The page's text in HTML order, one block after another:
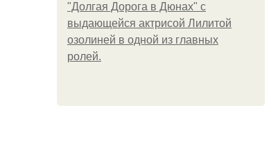
"Долгая Дорога в Дюнах" с
выдающейся актрисой Лилитой
озолиней в одной из главных
ролей.